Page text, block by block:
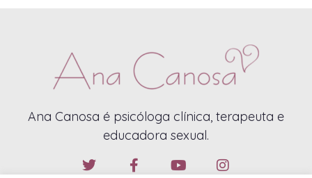
Ana Canosa é psicóloga clínica, terapeuta e
educadora sexual.